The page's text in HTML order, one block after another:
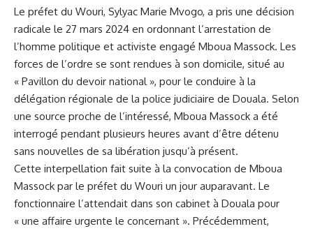
Le préfet du Wouri, Sylyac Marie Mvogo, a pris une décision‌
radicale le 27 mars 2024 en ordonnant l’arrestation de
l’homme politique⁤ et activiste engagé Mboua Massock. Les
forces de l’ordre se sont rendues à son domicile, situé au
« Pavillon du devoir national », pour le conduire à la
délégation régionale de la police judiciaire de Douala. Selon
une source proche de l’intéressé, Mboua Massock a été
interrogé pendant plusieurs heures avant d’être détenu
sans nouvelles de sa ‌libération jusqu’à présent.
Cette interpellation fait suite à la convocation de Mboua
Massock par le préfet du Wouri un jour⁤ auparavant. ​Le
fonctionnaire l’attendait dans son ‌cabinet à Douala‌ pour
« une affaire urgente le concernant ». Précédemment,